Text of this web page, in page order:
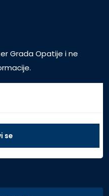
Grada Opatije i ne